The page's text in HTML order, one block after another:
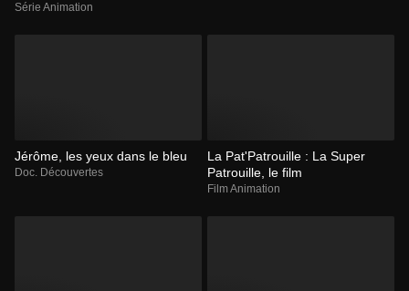
Série Animation
Jérôme, les yeux dans le bleu
Doc. Découvertes
La Pat'Patrouille : La Super
Patrouille, le film
Film Animation